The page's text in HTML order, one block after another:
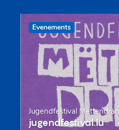
Evenements
Jugendfestival Mëttendran
jugendfestival.lu